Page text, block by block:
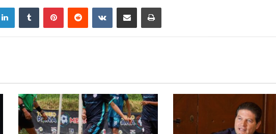
LinkedInTumblr PinterestReddit VKontakteCompartir por correo electrónicoImprimir